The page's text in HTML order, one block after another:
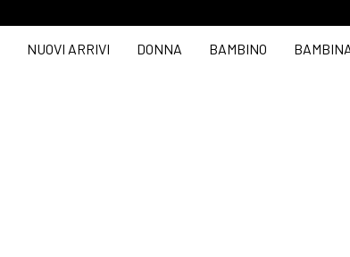
NUOVI ARRIVI DONNA BAMBINO